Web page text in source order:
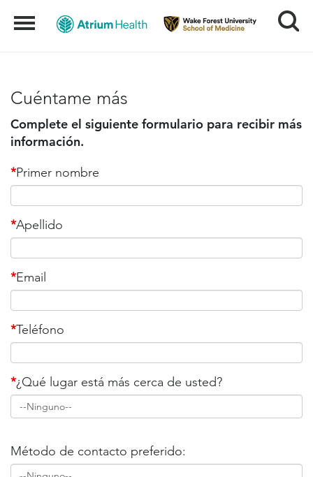
Menu Search
Cuéntame más
Complete el siguiente formulario para recibir más
información.
*Primer nombre
*Apellido
*Email
*Teléfono
*¿Qué lugar está más cerca de usted?
Método de contacto preferido: